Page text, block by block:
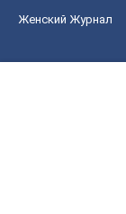
Женский Журнал